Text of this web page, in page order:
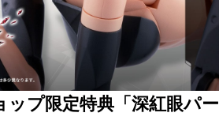
ップ限定特典「深紅眼パ